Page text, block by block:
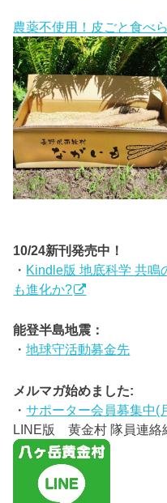
農薬不使用！皮ごと食べ
10/24新刊発売中！
・ Kindle版 地底科学 共鳴
も進化か?
能登半島地震：
・地球守活動募金先
メルマガ始めました:
・サポーター会員募集中(
LINE版 黄金村 隊員連絡